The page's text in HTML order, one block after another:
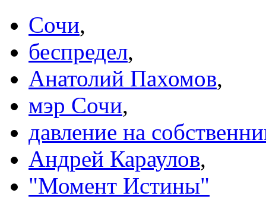
Сочи,
беспредел,
Анатолий Пахомов,
мэр Сочи,
давление на
Андрей Караулов,
"Момент Истины"